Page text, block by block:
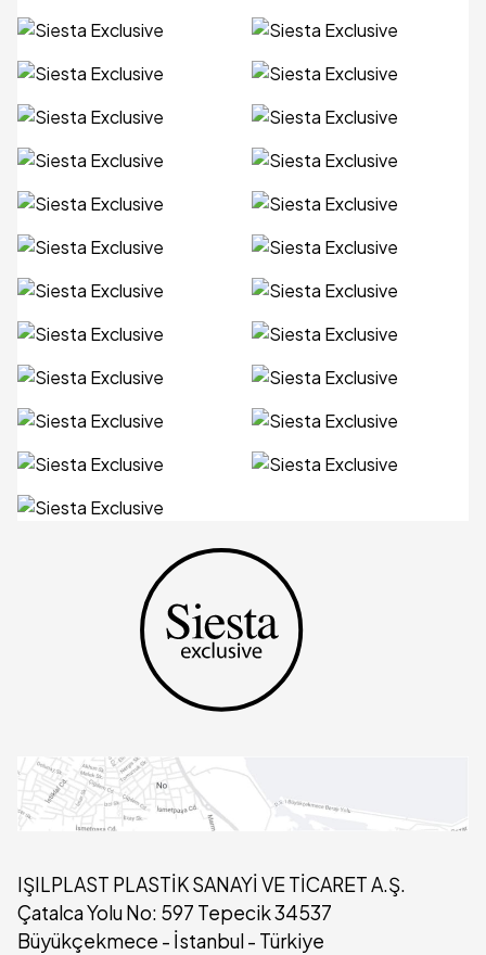
IŞILPLAST PLASTİK SANAYİ VE TİCARET A.Ş.
Çatalca Yolu No: 597 Tepecik 34537
Büyükçekmece - İstanbul - Türkiye